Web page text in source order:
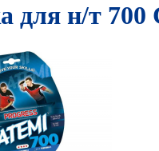
для н/т 700